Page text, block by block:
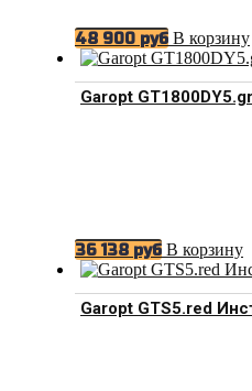
48 900 руб В корзину
Garopt
36 138 руб В корзину
Garopt GTS5.red